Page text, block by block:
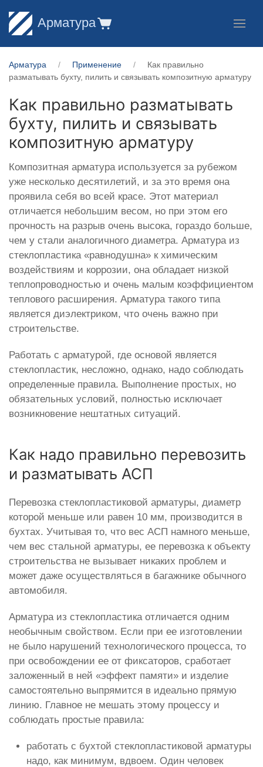
Арматура
Арматура Применение
Как правильно
разматывать бухту, пилить и связывать композитную арматуру
Как правильно разматывать
бухту, пилить и связывать
композитную арматуру
Композитная арматура используется за рубежом
уже несколько десятилетий, и за это время она
проявила себя во всей красе. Этот материал
отличается небольшим весом, но при этом его
прочность на разрыв очень высока, гораздо больше,
чем у стали аналогичного диаметра. Арматура из
стеклопластика «равнодушна» к химическим
воздействиям и коррозии, она обладает низкой
теплопроводностью и очень малым коэффициентом
теплового расширения. Арматура такого типа
является диэлектриком, что очень важно при
строительстве.
Работать с арматурой, где основой является
стеклопластик, несложно, однако, надо соблюдать
определенные правила. Выполнение простых, но
обязательных условий, полностью исключает
возникновение нештатных ситуаций.
Как надо правильно перевозить
и разматывать АСП
Перевозка стеклопластиковой арматуры, диаметр
которой меньше или равен 10 мм, производится в
бухтах. Учитывая то, что вес АСП намного меньше,
чем вес стальной арматуры, ее перевозка к объекту
строительства не вызывает никаких проблем и
может даже осуществляться в багажнике обычного
автомобиля.
Арматура из стеклопластика отличается одним
необычным свойством. Если при ее изготовлении
не было нарушений технологического процесса, то
при освобождении ее от фиксаторов, сработает
заложенный в ней «эффект памяти» и изделие
самостоятельно выпрямится в идеально прямую
линию. Главное не мешать этому процессу и
соблюдать простые правила:
работать с бухтой стеклопластиковой арматуры
надо, как минимум, вдвоем. Один человек